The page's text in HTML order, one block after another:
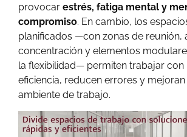
provocar estrés, fatiga mental y
compromiso. En cambio, los
planificados —con zonas de reunión,
concentración y elementos
la flexibilidad— permiten trabajar con
eficiencia, reducen errores y
ambiente de trabajo.